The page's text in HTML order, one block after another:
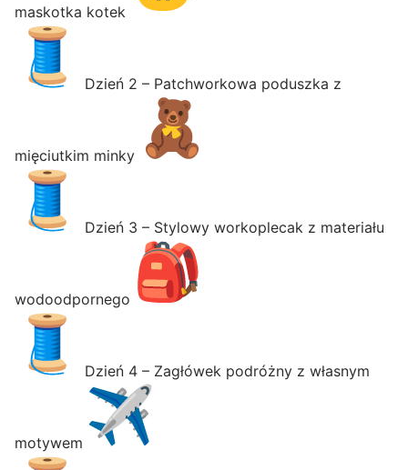
maskotka kotek
Dzień 2 – Patchworkowa poduszka z
mięciutkim minky
Dzień 3 – Stylowy workoplecak z materiału
wodoodpornego
Dzień 4 – Zagłówek podróżny z własnym
motywem